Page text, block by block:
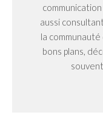
aussi
la communauté
bons plans,